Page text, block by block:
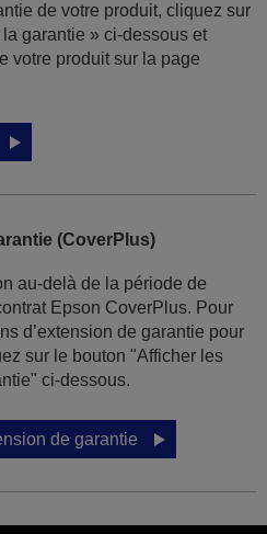
de votre produit, cliquez sur
garantie » ci-dessous et
votre produit sur la page
(CoverPlus)
au-delà de la période de
Epson CoverPlus. Pour
d’extension de garantie pour
sur le bouton "Afficher les
ci-dessous.
de garantie